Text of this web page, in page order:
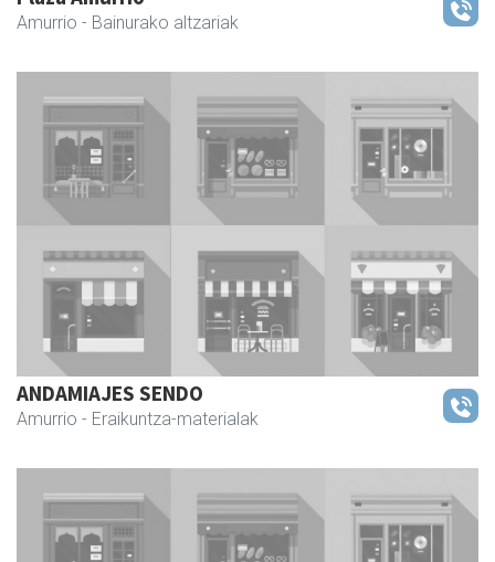
Amurrio - Bainurako altzariak
ANDAMIAJES SENDO
Amurrio - Eraikuntza-materialak